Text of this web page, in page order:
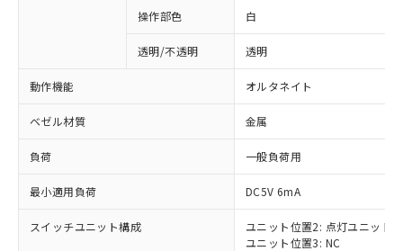
操作部色 白
透明/不透明 透明
動作機能 オルタネイト
ベゼル材質 金属
負荷 一般負荷用
最小適用負荷 DC5V 6mA
スイッチユニット構成
ユニット位置2: 点灯ユニット
ユニット位置3: NC